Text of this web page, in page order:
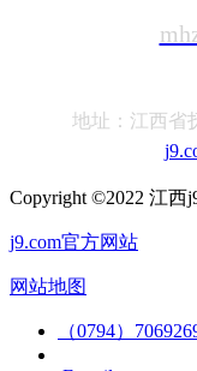
地址：江西省
Copyright ©2022 江西
j9.com官方网站
网站地图
（0794）